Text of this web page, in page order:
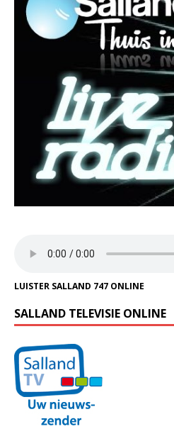
LUISTER SALLAND 747 ONLINE
SALLAND TELEVISIE ONLINE